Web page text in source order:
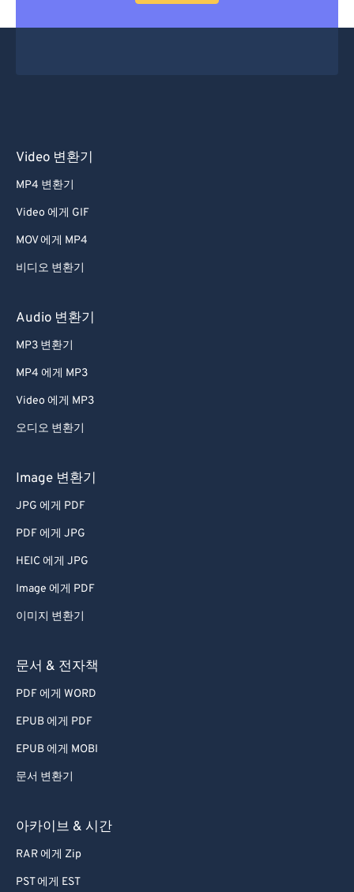
Video 변환기
MP4 변환기
Video 에게 GIF
MOV 에게 MP4
비디오 변환기
Audio 변환기
MP3 변환기
MP4 에게 MP3
Video 에게 MP3
오디오 변환기
Image 변환기
JPG 에게 PDF
PDF 에게 JPG
HEIC 에게 JPG
Image 에게 PDF
이미지 변환기
문서 & 전자책
PDF 에게 WORD
EPUB 에게 PDF
EPUB 에게 MOBI
문서 변환기
아카이브 & 시간
RAR 에게 Zip
PST 에게 EST